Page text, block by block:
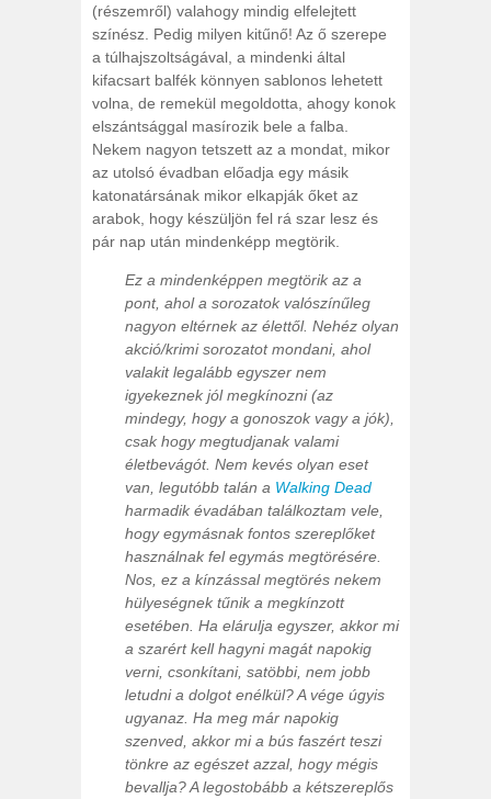
(részemről) valahogy mindig elfelejtett
színész. Pedig milyen kitűnő! Az ő szerepe
a túlhajszoltságával, a mindenki által
kifacsart balfék könnyen sablonos lehetett
volna, de remekül megoldotta, ahogy konok
elszántsággal masírozik bele a falba.
Nekem nagyon tetszett az a mondat, mikor
az utolsó évadban előadja egy másik
katonatársának mikor elkapják őket az
arabok, hogy készüljön fel rá szar lesz és
pár nap után mindenképp megtörik.
Ez a mindenképpen megtörik az a
pont, ahol a sorozatok valószínűleg
nagyon eltérnek az élettől. Nehéz olyan
akció/krimi sorozatot mondani, ahol
valakit legalább egyszer nem
igyekeznek jól megkínozni (az
mindegy, hogy a gonoszok vagy a jók),
csak hogy megtudjanak valami
életbevágót. Nem kevés olyan eset
van, legutóbb talán a Walking Dead
harmadik évadában találkoztam vele,
hogy egymásnak fontos szereplőket
használnak fel egymás megtörésére.
Nos, ez a kínzással megtörés nekem
hülyeségnek tűnik a megkínzott
esetében. Ha elárulja egyszer, akkor mi
a szarért kell hagyni magát napokig
verni, csonkítani, satöbbi, nem jobb
letudni a dolgot enélkül? A vége úgyis
ugyanaz. Ha meg már napokig
szenved, akkor mi a bús faszért teszi
tönkre az egészet azzal, hogy mégis
bevallja? A legostobább a kétszereplős